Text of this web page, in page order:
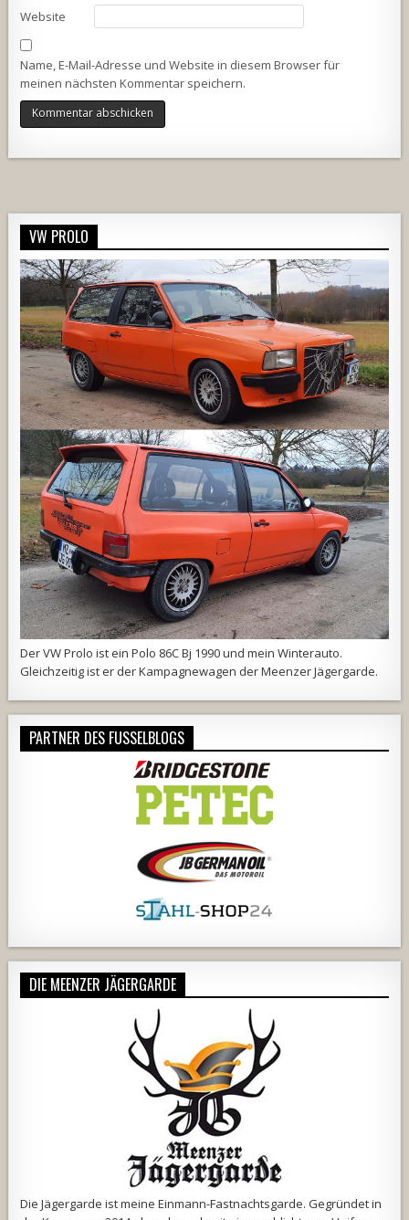
Website
Name, E-Mail-Adresse und Website in diesem Browser für
meinen nächsten Kommentar speichern.
VW PROLO
Der VW Prolo ist ein Polo 86C Bj 1990 und mein Winterauto.
Gleichzeitig ist er der Kampagnewagen derMeenzer Jägergarde.
PARTNER DES FUSSELBLOGS
DIE MEENZER JÄGERGARDE
Die Jägergarde ist meine Einmann-Fastnachtsgarde. Gegründet in